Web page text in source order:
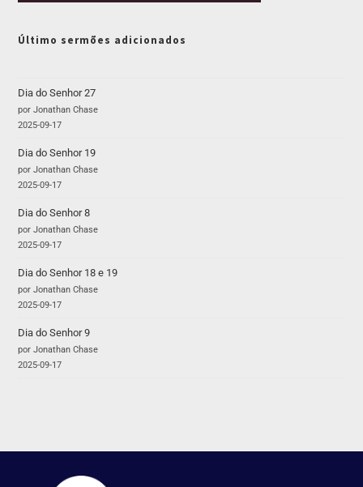
Último sermões adicionados
Dia do Senhor 27
por Jonathan Chase
2025-09-17
Dia do Senhor 19
por Jonathan Chase
2025-09-17
Dia do Senhor 8
por Jonathan Chase
2025-09-17
Dia do Senhor 18 e 19
por Jonathan Chase
2025-09-17
Dia do Senhor 9
por Jonathan Chase
2025-09-17